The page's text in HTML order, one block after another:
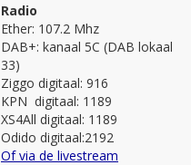
Radio
Ether: 107.2 Mhz
DAB+: kanaal 5C (DAB lokaal
33)
Ziggo digitaal: 916
KPN digitaal: 1189
XS4All digitaal: 1189
Odido digitaal:2192
Of via de livestream